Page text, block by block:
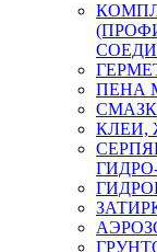
ПЕНА
КЛЕИ,